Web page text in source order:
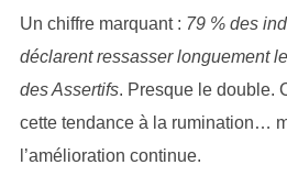
Un chiffre marquant : 79 % des
déclarent ressasser longuement
des Assertifs. Presque le double.
cette tendance à la rumination…
l’amélioration continue.